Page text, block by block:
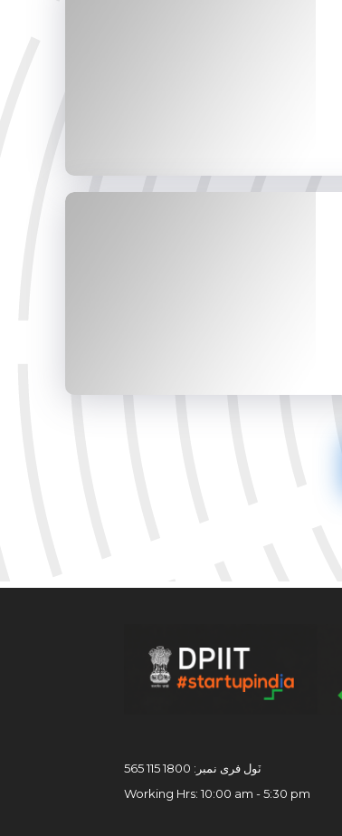
ٽول فری نمبر: 1800 115 565
Working Hrs: 10:00 am - 5:30 pm